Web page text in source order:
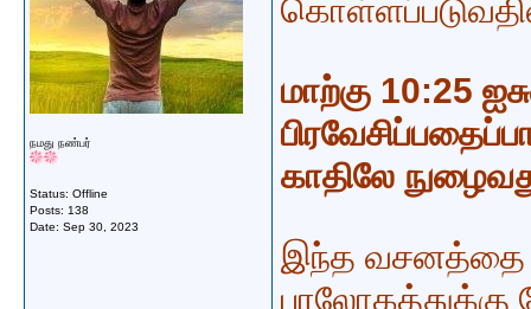
நமது நண்பர்
Status: Offline
Posts: 138
Date: Sep 30, 2023
மாற்கு 10:25
காதிலே
இந்த வசனத்தை
பரலோகத்துக்கு